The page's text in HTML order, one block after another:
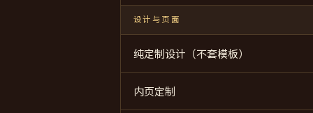
设计与页面
纯定制设计（不套模板）
内页定制